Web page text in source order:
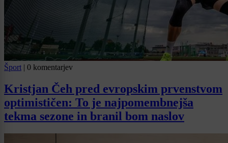
Šport | 0 komentarjev
Kristjan Čeh pred evropskim prvenstvom
optimističen: To je najpomembnejša
tekma sezone in branil bom naslov